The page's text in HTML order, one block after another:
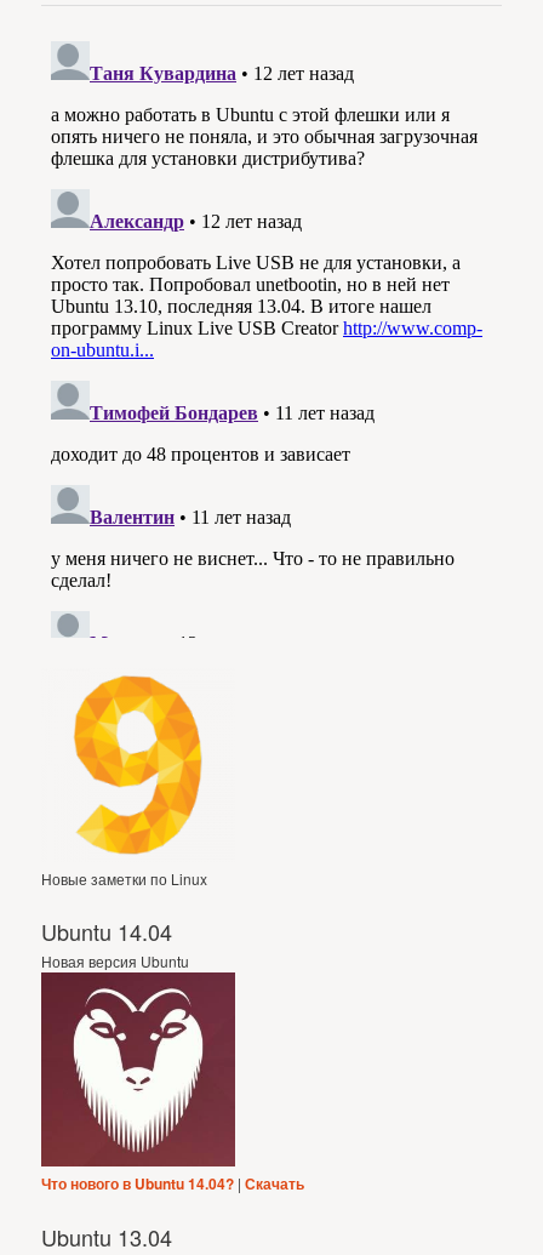
Новые заметки по Linux
Ubuntu 14.04
Новая версия Ubuntu
Что нового в Ubuntu 14.04? |Скачать
Ubuntu 13.04